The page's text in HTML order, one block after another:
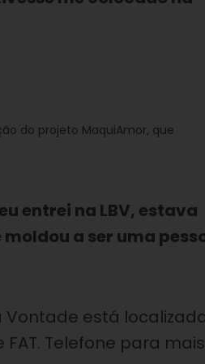
do projeto MaquiAmor, que
entrei na LBV, estava
a ser uma
Vontade está
Telefone para mais